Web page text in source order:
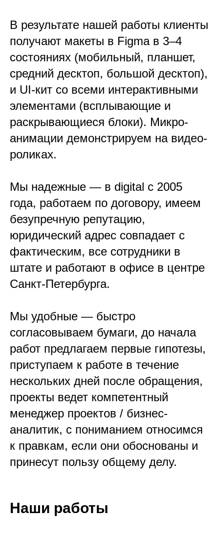
В результате нашей работы клиенты
получают макеты в Figma в 3–4
состояниях (мобильный, планшет,
средний десктоп, большой десктоп),
и UI-кит со всеми интерактивными
элементами (всплывающие и
раскрывающиеся блоки). Микро-
анимации демонстрируем на видео-
роликах.
Мы надежные — в digital с 2005
года, работаем по договору, имеем
безупречную репутацию,
юридический адрес совпадает с
фактическим, все сотрудники в
штате и работают в офисе в центре
Санкт-Петербурга.
Мы удобные — быстро
согласовываем бумаги, до начала
работ предлагаем первые гипотезы,
приступаем к работе в течение
нескольких дней после обращения,
проекты ведет компетентный
менеджер проектов / бизнес-
аналитик, с пониманием относимся
к правкам, если они обоснованы и
принесут пользу общему делу.
Наши работы